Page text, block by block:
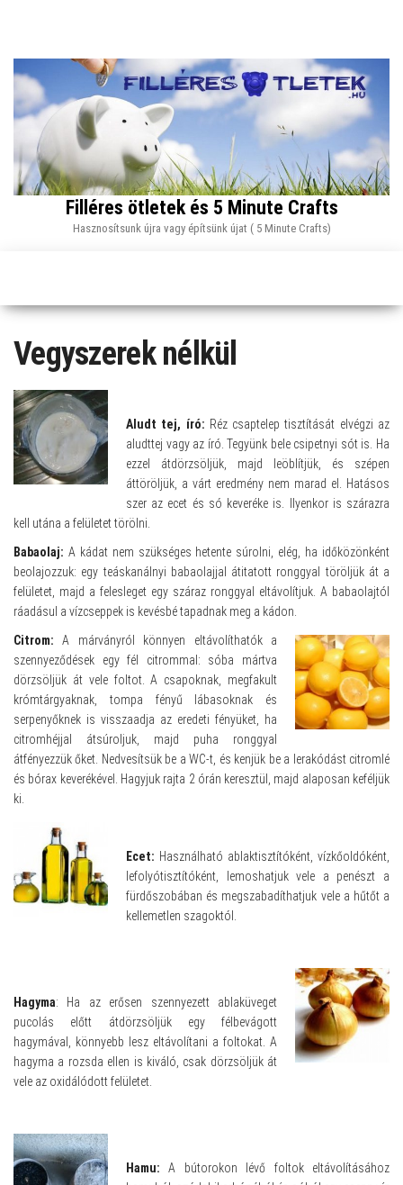
Filléres ötletek és 5 Minute Crafts
Hasznosítsunk újra vagy építsünk újat ( 5 Minute Crafts)
Vegyszerek nélkül
Aludt tej, író: Réz csaptelep tisztítását elvégzi az
aludttej vagy az író. Tegyünk bele csipetnyi sót is. Ha
ezzel átdörzsöljük, majd leöblítjük, és szépen
áttöröljük, a várt eredmény nem marad el. Hatásos
szer az ecet és só keveréke is. Ilyenkor is szárazra
kell utána a felületet törölni.
Babaolaj: A kádat nem szükséges hetente súrolni, elég, ha időközönként
beolajozzuk: egy teáskanálnyi babaolajjal átitatott ronggyal töröljük át a
felületet, majd a felesleget egy száraz ronggyal eltávolítjuk. A babaolajtól
ráadásul a vízcseppek is kevésbé tapadnak meg a kádon.
Citrom:A márványról könnyen eltávolíthatók a
szennyeződések egy fél citrommal: sóba mártva
dörzsöljük át vele foltot. A csapoknak, megfakult
krómtárgyaknak, tompa fényű lábasoknak és
serpenyőknek is visszaadja az eredeti fényüket, ha
citromhéjjal átsúroljuk, majd puha ronggyal
átfényezzük őket. Nedvesítsük be a WC-t, és kenjük be a lerakódást citromlé
és bórax keverékével. Hagyjuk rajta 2 órán keresztül, majd alaposan keféljük
ki.
Ecet: Használható ablaktisztítóként, vízkőoldóként,
lefolyótisztítóként, lemoshatjuk vele a penészt a
fürdőszobában és megszabadíthatjuk vele a hűtőt a
kellemetlen szagoktól.
Hagyma: Ha az erősen szennyezett ablaküveget
pucolás előtt átdörzsöljük egy félbevágott
hagymával, könnyebb lesz eltávolítani a foltokat. A
hagyma a rozsda ellen is kiváló, csak dörzsöljük át
vele az oxidálódott felületet.
Hamu:A bútorokon lévő foltok eltávolításához